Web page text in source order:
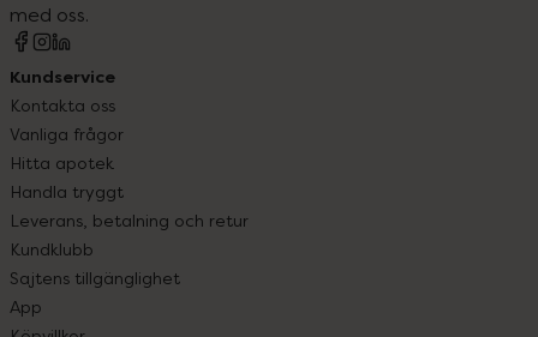
med oss.
Kundservice
Kontakta oss
Vanliga frågor
Hitta apotek
Handla tryggt
Leverans, betalning och retur
Kundklubb
Sajtens tillgänglighet
App